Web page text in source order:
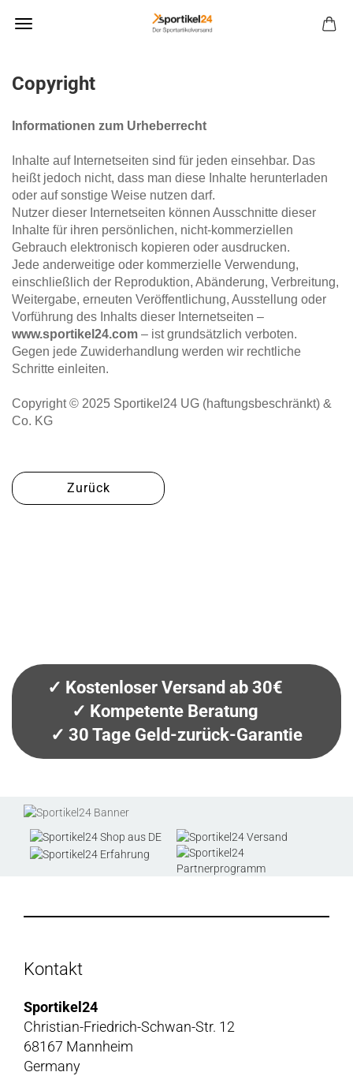
Copyright
Informationen zum Urheberrecht
Inhalte auf Internetseiten sind für jeden einsehbar. Das
heißt jedoch nicht, dass man diese Inhalte herunterladen
oder auf sonstige Weise nutzen darf.
Nutzer dieser Internetseiten können Ausschnitte dieser
Inhalte für ihren persönlichen, nicht-kommerziellen
Gebrauch elektronisch kopieren oder ausdrucken.
Jede anderweitige oder kommerzielle Verwendung,
einschließlich der Reproduktion, Abänderung, Verbreitung,
Weitergabe, erneuten Veröffentlichung, Ausstellung oder
Vorführung des Inhalts dieser Internetseiten –
www.sportikel24.com – ist grundsätzlich verboten.
Gegen jede Zuwiderhandlung werden wir rechtliche
Schritte einleiten.
Copyright © 2025 Sportikel24 UG (haftungsbeschränkt) &
Co. KG
Zurück
✓ Kostenloser Versand ab 30€
✓ Kompetente Beratung
✓ 30 Tage Geld-zurück-Garantie
Kontakt
Sportikel24
Christian-Friedrich-Schwan-Str. 12
68167 Mannheim
Germany